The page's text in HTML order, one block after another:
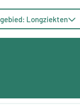
Longziekten